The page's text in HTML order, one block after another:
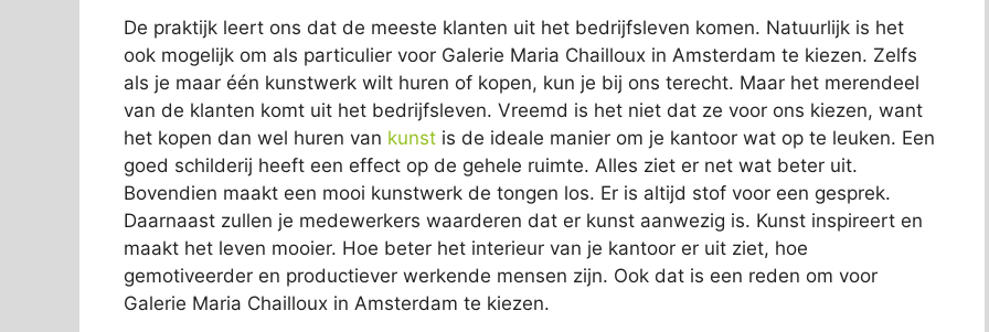
De praktijk leert ons dat de meeste klanten uit het bedrijfsleven komen. Natuurlijk is het
ook mogelijk om als particulier voor Galerie Maria Chailloux in Amsterdam te kiezen. Zelfs
als je maar één kunstwerk wilt huren of kopen, kun je bij ons terecht. Maar het merendeel
van de klanten komt uit het bedrijfsleven. Vreemd is het niet dat ze voor ons kiezen, want
het kopen dan wel huren van kunst is de ideale manier om je kantoor wat op te leuken. Een
goed schilderij heeft een effect op de gehele ruimte. Alles ziet er net wat beter uit.
Bovendien maakt een mooi kunstwerk de tongen los. Er is altijd stof voor een gesprek.
Daarnaast zullen je medewerkers waarderen dat er kunst aanwezig is. Kunst inspireert en
maakt het leven mooier. Hoe beter het interieur van je kantoor er uit ziet, hoe
gemotiveerder en productiever werkende mensen zijn. Ook dat is een reden om voor
Galerie Maria Chailloux in Amsterdam te kiezen.